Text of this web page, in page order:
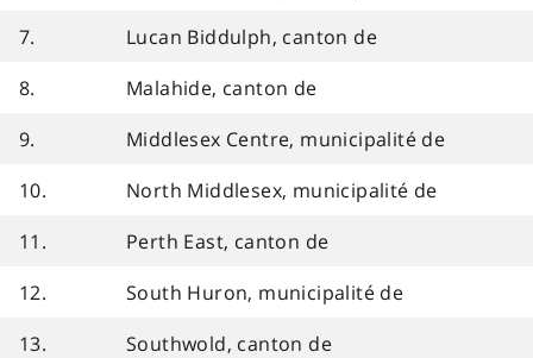
7.
Lucan Biddulph, canton de
8.
Malahide, canton de
9.
Middlesex Centre, municipalité de
10.
North Middlesex, municipalité de
11.
Perth East, canton de
12.
South Huron, municipalité de
13.
Southwold, canton de